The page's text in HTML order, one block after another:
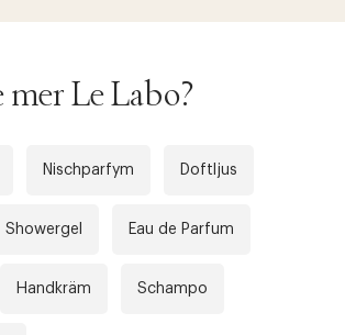
Le Labo?
Nischparfym Doftljus
Showergel Eau de Parfum
Handkräm Schampo